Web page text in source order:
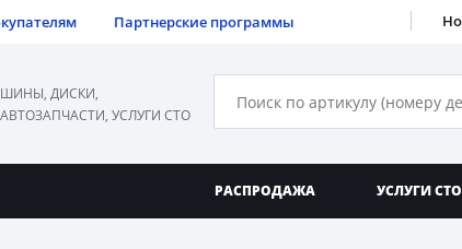
Партнерские программы
ШИНЫ, ДИСКИ,
АВТОЗАПЧАСТИ, УСЛУГИ СТО
РАСПРОДАЖА УСЛУГИ СТО